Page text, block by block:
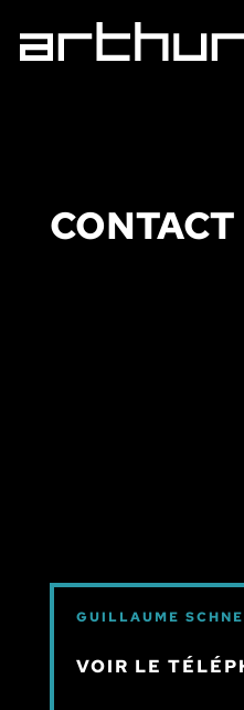
CONTACT
GUILLAUME
VOIR LE